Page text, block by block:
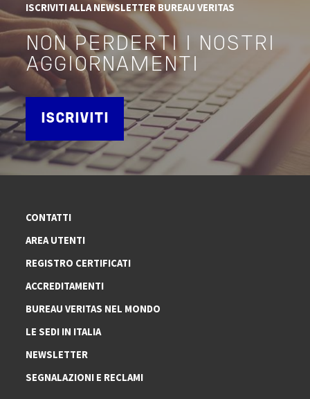
ISCRIVITI ALLA NEWSLETTER BUREAU VERITAS
NON PERDERTI I NOSTRI
AGGIORNAMENTI
ISCRIVITI
CONTATTI
AREA UTENTI
REGISTRO CERTIFICATI
ACCREDITAMENTI
BUREAU VERITAS NEL MONDO
LE SEDI IN ITALIA
NEWSLETTER
SEGNALAZIONI E RECLAMI